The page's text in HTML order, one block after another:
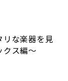
な楽器を見
クス編～